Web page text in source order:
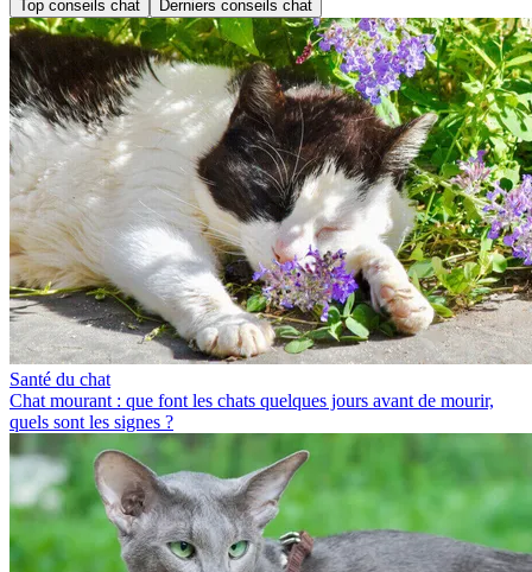
Top conseils chat Derniers conseils chat
Santé du chat
Chat mourant : que font les chats quelques jours avant de mourir,
quels sont les signes ?